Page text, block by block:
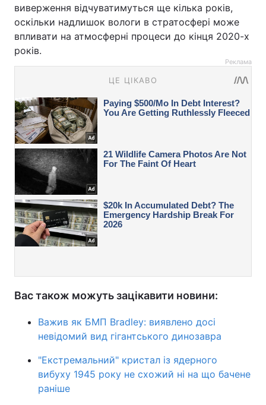
виверження відчуватимуться ще кілька років,
оскільки надлишок вологи в стратосфері може
впливати на атмосферні процеси до кінця 2020-х
років.
Реклама
Вас також можуть зацікавити новини:
Важив як БМП Bradley: виявлено досі
невідомий вид гігантського динозавра
"Екстремальний" кристал із ядерного
вибуху 1945 року не схожий ні на що бачене
раніше